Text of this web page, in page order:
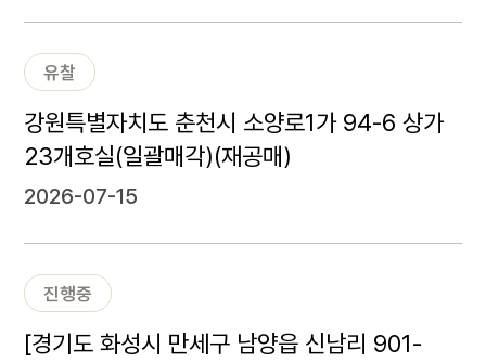
유찰
강원특별자치도 춘천시 소양로1가 94-6 상가
23개호실(일괄매각)(재공매)
2026-07-15
진행중
[경기도 화성시 만세구 남양읍 신남리 901-